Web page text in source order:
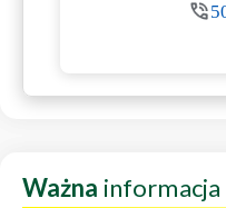
Ważna informacja